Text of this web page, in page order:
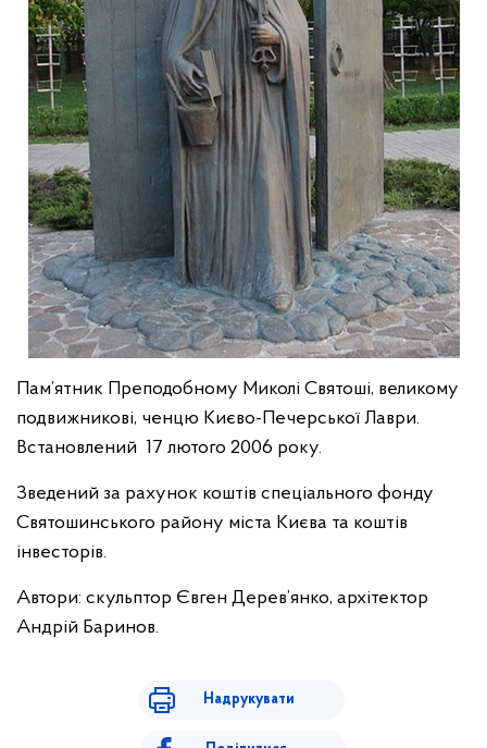
Пам’ятник Преподобному Миколі Святоші, великому
подвижникові, ченцю Києво-Печерської Лаври.
Встановлений 17 лютого 2006 року.
Зведений за рахунок коштів спеціального фонду
Святошинського району міста Києва та коштів
інвесторів.
Автори: скульптор Євген Дерев’янко, архітектор
Андрій Баринов.
Надрукувати